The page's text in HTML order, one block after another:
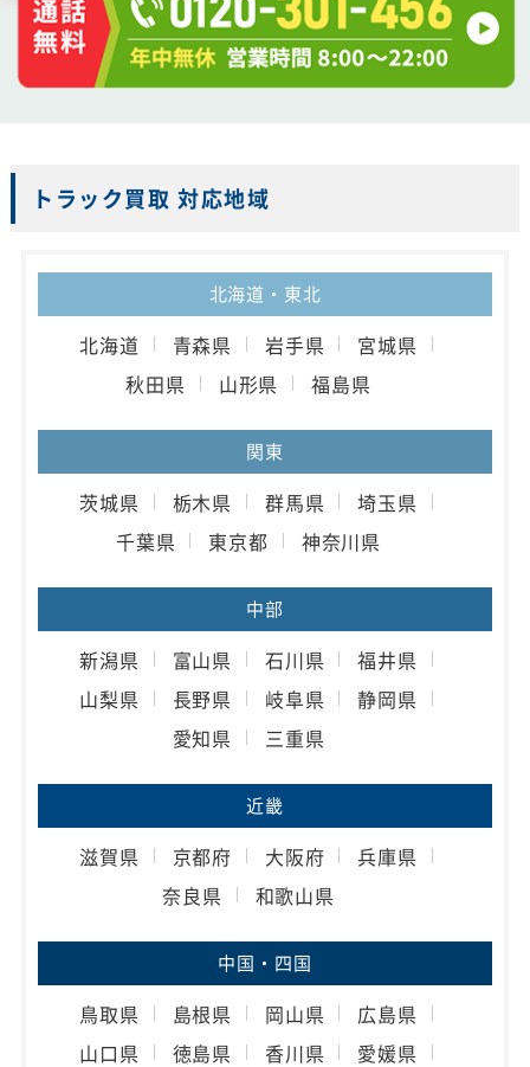
トラック買取 対応地域
北海道・東北
北海道 青森県 岩手県
宮城県
秋田県
山形県 福島県
関東
茨城県 栃木県 群馬県
埼玉県
千葉県
東京都 神奈川県
中部
新潟県 富山県 石川県
福井県
山梨県
長野県 岐阜県
静岡県
愛知県
三重県
近畿
滋賀県 京都府 大阪府
兵庫県
奈良県
和歌山県
中国・四国
鳥取県 島根県 岡山県
広島県
山口県
徳島県 香川県
愛媛県